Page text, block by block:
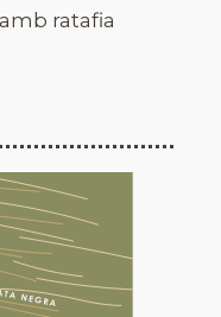
ratafia